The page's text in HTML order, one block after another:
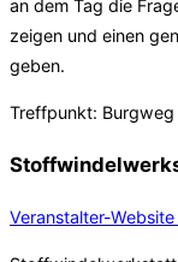
an dem Tag die
zeigen und einen
geben.
Treffpunkt: Burgweg
Veranstalter-